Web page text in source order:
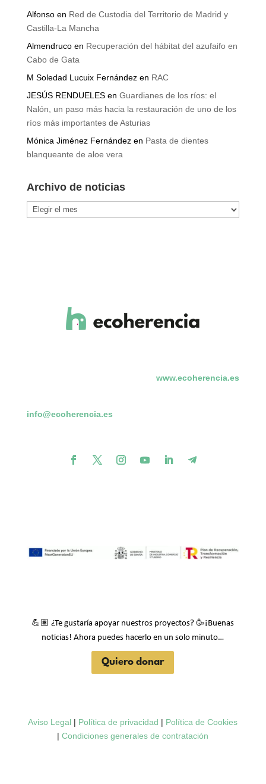
Alfonsoen Red de Custodia del Territorio de Madrid y
Castilla-La Mancha
Almendrucoen Recuperación del hábitat del azufaifo en
Cabo de Gata
M Soledad Lucuix Fernándezen RAC
JESÚS RENDUELESen Guardianes de los ríos: el
Nalón, un paso más hacia la restauración de uno de los
ríos más importantes de Asturias
Mónica Jiménez Fernándezen Pasta de dientes
blanqueante de aloe vera
Archivo de noticias
Archivo
de
www.ecoherencia.es
info@ecoherencia.es
💪🏽 ¿Te gustaría apoyar nuestros proyectos?🥳¡Buenas
noticias! Ahora puedes hacerlo en un solo minuto…
Quiero donar
Aviso Legal | Política de privacidad | Política de Cookies
|Condiciones generales de contratación